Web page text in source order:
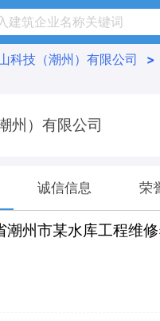
科技（潮州）有限公司 >
州）有限公司
诚信信息 荣
潮州市某水库工程维